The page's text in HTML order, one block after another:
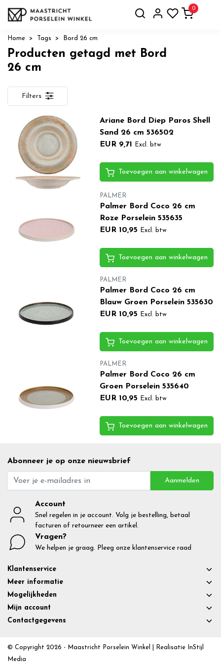
0
Home Tags Bord 26 cm
Producten getagd met Bord
26 cm
Filters
Ariane Bord Diep Paros Shell
Sand 26 cm 536502
EUR 9,71
Excl. btw
Toevoegen aan winkelwagen
PALMER
Palmer Bord Coco 26 cm
Roze Porselein 535635
EUR 10,95
Excl. btw
Toevoegen aan winkelwagen
PALMER
Palmer Bord Coco 26 cm
Blauw Groen Porselein 535630
EUR 10,95
Excl. btw
Toevoegen aan winkelwagen
PALMER
Palmer Bord Coco 26 cm
Groen Porselein 535640
EUR 10,95
Excl. btw
Toevoegen aan winkelwagen
Abonneer je op onze nieuwsbrief
Aanmelden
Account
Snel regelen in je account. Volg je bestelling, betaal
facturen of retourneer een artikel.
Vragen?
We helpen je graag. Pleeg onze klantenservice raad
Klantenservice
Meer informatie
Mogelijkheden
Mijn account
Contactgegevens
© Copyright 2026 - Maastricht Porselein Winkel | Realisatie InStijl
Media